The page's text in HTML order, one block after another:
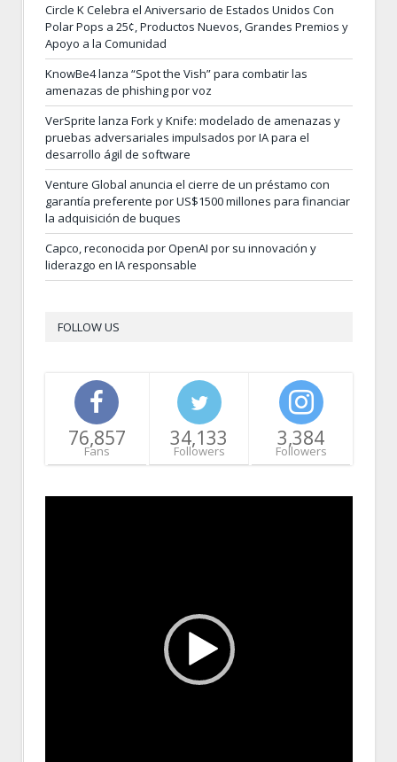
Circle K Celebra el Aniversario de Estados Unidos Con
Polar Pops a 25¢, Productos Nuevos, Grandes Premios y
Apoyo a la Comunidad
KnowBe4 lanza “Spot the Vish” para combatir las
amenazas de phishing por voz
VerSprite lanza Fork y Knife: modelado de amenazas y
pruebas adversariales impulsados por IA para el
desarrollo ágil de software
Venture Global anuncia el cierre de un préstamo con
garantía preferente por US$1500 millones para financiar
la adquisición de buques
Capco, reconocida por OpenAI por su innovación y
liderazgo en IA responsable
FOLLOW US
76,857
Fans
34,133
Followers
3,384
Followers